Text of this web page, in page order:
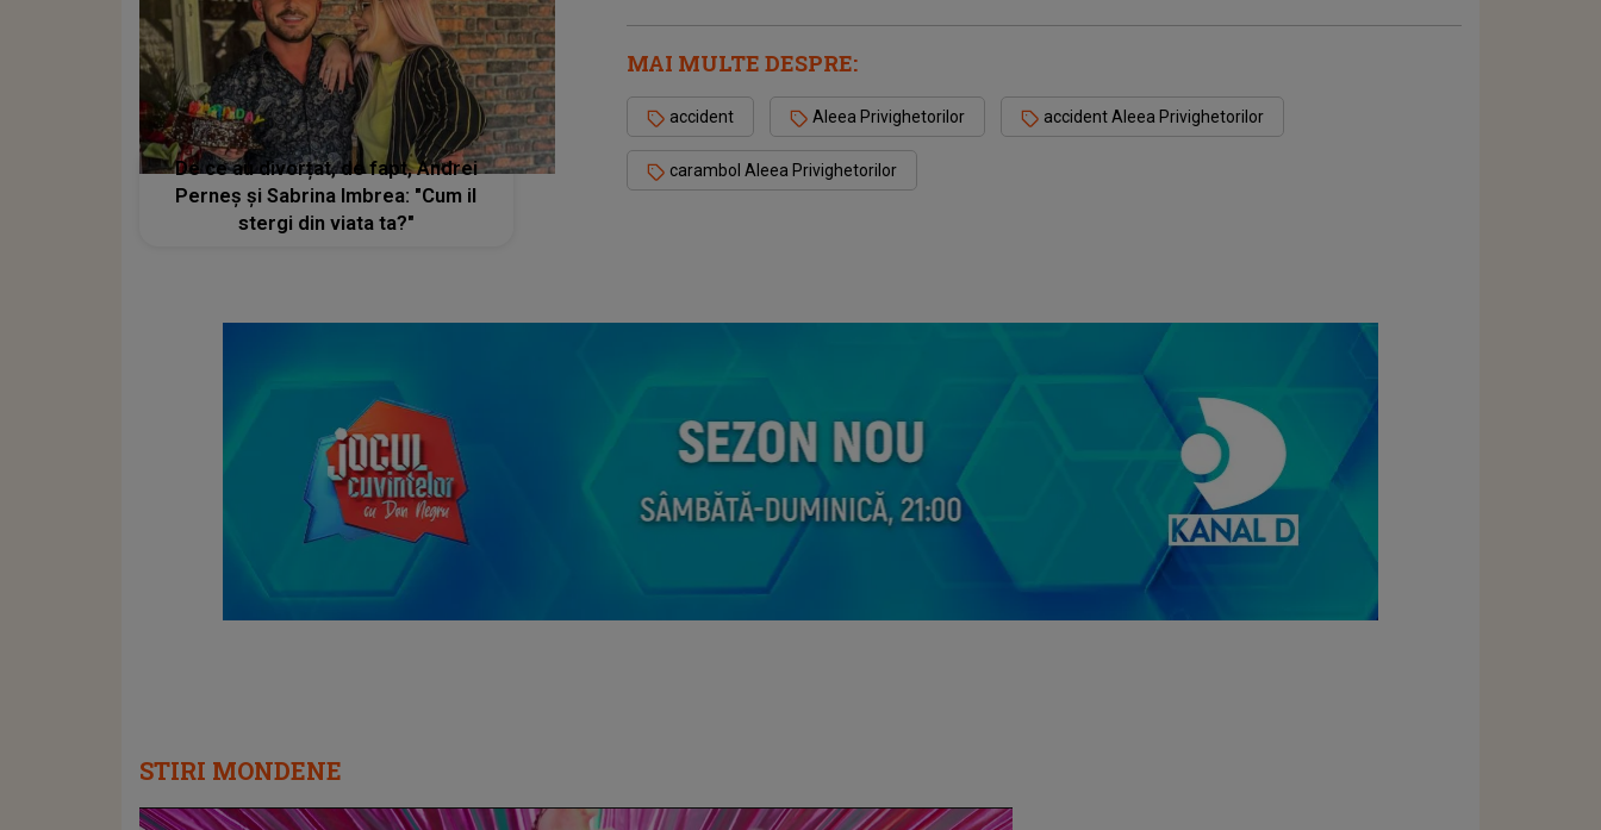
MAI MULTE DESPRE:
accident Aleea Privighetorilor accident Aleea Privighetorilor
carambol Aleea Privighetorilor
De ce au divorțat, de fapt, Andrei
Perneș și Sabrina Imbrea: "Cum il
stergi din viata ta?"
STIRI MONDENE